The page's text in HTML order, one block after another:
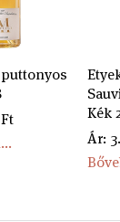
Kék
Ár: